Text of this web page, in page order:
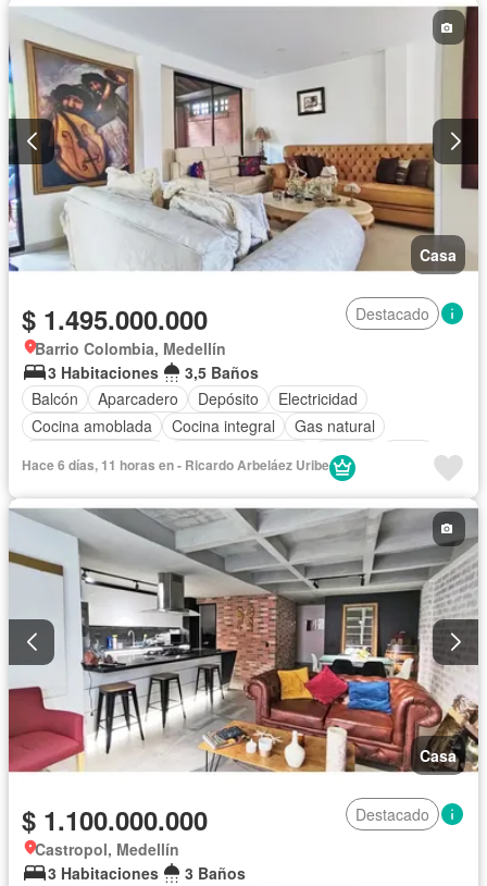
Casa
$ 1.495.000.000
Destacado
Barrio Colombia, Medellín
3 Habitaciones
3,5 Baños
Balcón
Aparcadero Depósito
Electricidad
Cocina amoblada
Cocina integral
Gas natural
Piscina
Hace 6 días, 11 horas en - Ricardo Arbeláez Uribe
Casa
$ 1.100.000.000
Destacado
Castropol, Medellín
3 Habitaciones
3 Baños